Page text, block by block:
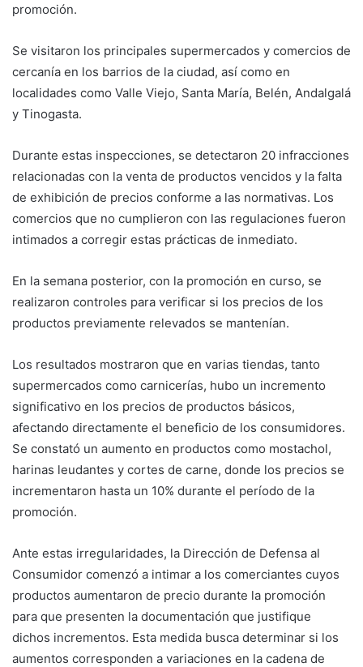
promoción.
Se visitaron los principales supermercados y comercios de
cercanía en los barrios de la ciudad, así como en
localidades como Valle Viejo, Santa María, Belén, Andalgalá
y Tinogasta.
Durante estas inspecciones, se detectaron 20 infracciones
relacionadas con la venta de productos vencidos y la falta
de exhibición de precios conforme a las normativas. Los
comercios que no cumplieron con las regulaciones fueron
intimados a corregir estas prácticas de inmediato.
En la semana posterior, con la promoción en curso, se
realizaron controles para verificar si los precios de los
productos previamente relevados se mantenían.
Los resultados mostraron que en varias tiendas, tanto
supermercados como carnicerías, hubo un incremento
significativo en los precios de productos básicos,
afectando directamente el beneficio de los consumidores.
Se constató un aumento en productos como mostachol,
harinas leudantes y cortes de carne, donde los precios se
incrementaron hasta un 10% durante el período de la
promoción.
Ante estas irregularidades, la Dirección de Defensa al
Consumidor comenzó a intimar a los comerciantes cuyos
productos aumentaron de precio durante la promoción
para que presenten la documentación que justifique
dichos incrementos. Esta medida busca determinar si los
aumentos corresponden a variaciones en la cadena de